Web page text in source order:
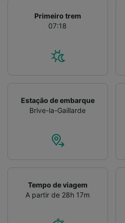
Primeiro trem
07:18
Estação de embarque
Brive-la-Gaillarde
Tempo de viagem
A partir de 28h 17m